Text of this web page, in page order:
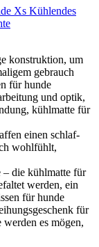
Xs Kühlendes
konstruktion, um
gebrauch
für hunde
und optik,
kühlmatte für
einen schlaf-
wohlfühlt,
die kühlmatte für
werden, ein
für hunde
für
es mögen,